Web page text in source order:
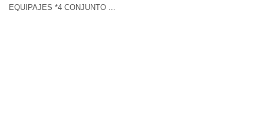
EQUIPAJES *4 CONJUNTO ...